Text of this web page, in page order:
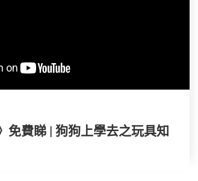
免費睇 | 狗狗上學去之玩具知